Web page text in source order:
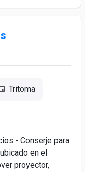
Tritoma
- Conserje para
en el
proyector,